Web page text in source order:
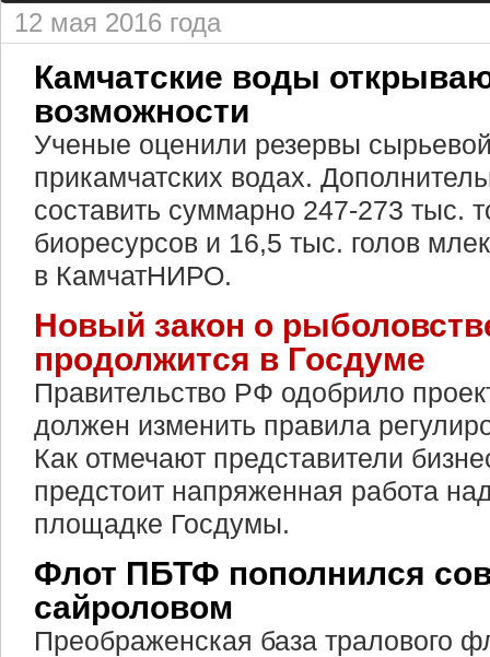
12 мая 2016 года
Камчатские воды
возможности
Ученые оценили резервы
прикамчатских водах.
составить суммарно 247-273 тыс.
биоресурсов и 16,5 тыс. голов
в КамчатНИРО.
Новый закон о
продолжится в Госдуме
Правительство РФ одобрило
должен изменить правила
Как отмечают представители
предстоит напряженная работа
площадке Госдумы.
Флот ПБТФ пополнился
сайроловом
Преображенская база тралового